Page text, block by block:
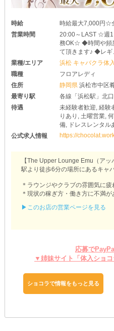
時給
時給最大7,000円☆
営業時間
20:00～LAST ☆週1
務OK☆ ◆時間や頻
て頂きます♪ ◆レギ
業種/エリア
浜松 キャバクラ体入
職種
フロアレディ
住所
静岡県浜松市中区
最寄り駅
各線「浜松駅」北
待遇
未経験者歓迎, 経験
りあり, 土曜営業,
備, ドレスレンタル
公式求人情報
https://
【The Upper Lounge Emu（ア
駅より徒歩6分の場所にあるキャ
＊ラウンジやクラブの雰囲気に
＊現状の稼ぎ方・働き方に不満
『働きやすさ』も『稼ぎやすさ
「月にこのぐらいは稼げるように
「働くペースは自分で決めたい」
あなたの理想の勤務スタイルを
フロアは、豪華なシャンデリア
仕上がっています。
ゆっくりとリラックスできる空
何か分からないことがあれば、
▶このお店の営業ページを見る
応募で
▼姉妹サイト「体入ショ
ショコラで情報をもっと見る